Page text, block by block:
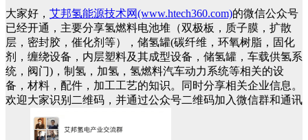
大家好， 艾邦氢能源技术网(www.htech360.com)的微信公众号
已经开通，主要分享氢燃料电池堆（双极板，质子膜，扩散
层，密封胶，催化剂等），储氢罐(碳纤维，环氧树脂，固化
剂，缠绕设备，内层塑料及其成型设备，储氢罐，车载供氢系
统，阀门)，制氢，加氢，氢燃料汽车动力系统等相关的设
备，材料，配件，加工工艺的知识。同时分享相关企业信息。
欢迎大家识别二维码，并通过公众号二维码加入微信群和通讯